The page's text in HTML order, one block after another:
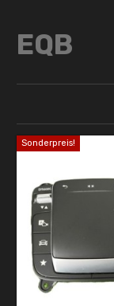
EQB
Sonderpreis!